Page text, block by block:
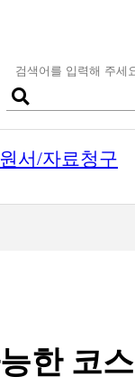
원서/자료청구
한 코스